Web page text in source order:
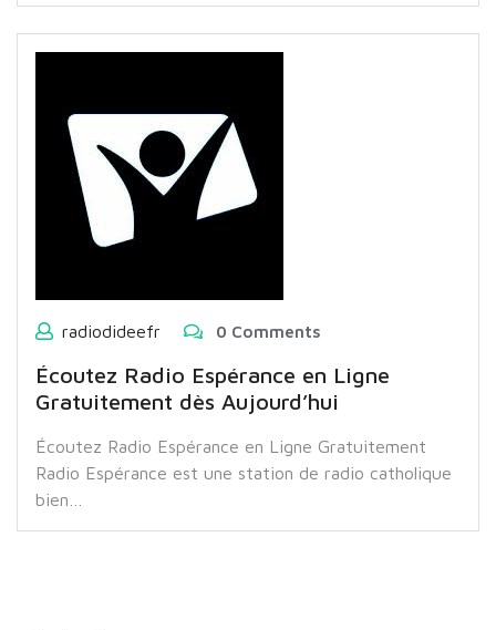
radiodideefr 0 Comments
Écoutez Radio Espérance en Ligne
Gratuitement dès Aujourd’hui
Écoutez Radio Espérance en Ligne Gratuitement
Radio Espérance est une station de radio catholique
bien…